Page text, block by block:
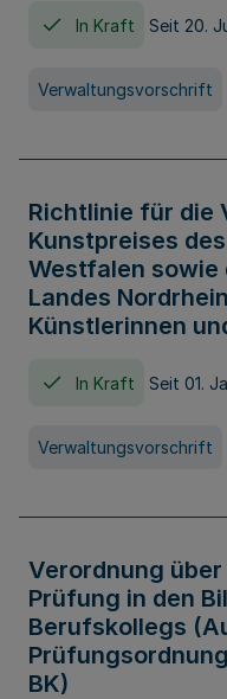
In Kraft Seit 20.
Verwaltungsvorschrift
Richtlinie für die
Kunstpreises
Westfalen sowie
Landes
Künstlerinnen
In Kraft Seit 01.
Verwaltungsvorschrift
Verordnung
Prüfung in den
Berufskollegs
BK)